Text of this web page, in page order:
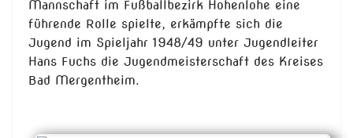
Mannschaft im Fußballbezirk Hohenlohe eine
führende Rolle spielte, erkämpfte sich die
Jugend im Spieljahr 1948/49 unter Jugendleiter
Hans Fuchs die Jugendmeisterschaft des Kreises
Bad Mergentheim.